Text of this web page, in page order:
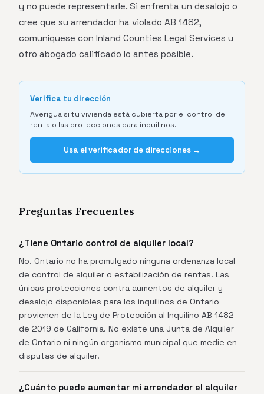
y no puede representarle. Si enfrenta un desalojo o
cree que su arrendador ha violado AB 1482,
comuníquese con Inland Counties Legal Services u
otro abogado calificado lo antes posible.
Verifica tu dirección
Averigua si tu vivienda está cubierta por el control de
renta o las protecciones para inquilinos.
Usa el verificador de direcciones →
Preguntas Frecuentes
¿Tiene Ontario control de alquiler local?
No. Ontario no ha promulgado ninguna ordenanza local
de control de alquiler o estabilización de rentas. Las
únicas protecciones contra aumentos de alquiler y
desalojo disponibles para los inquilinos de Ontario
provienen de la Ley de Protección al Inquilino AB 1482
de 2019 de California. No existe una Junta de Alquiler
de Ontario ni ningún organismo municipal que medie en
disputas de alquiler.
¿Cuánto puede aumentar mi arrendador el alquiler